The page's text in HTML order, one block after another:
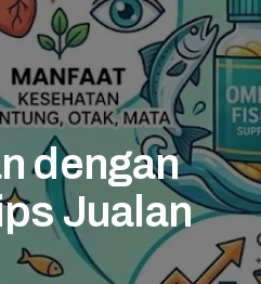
dengan
Jualan